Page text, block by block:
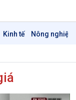
Kinh tế Nông nghiệp